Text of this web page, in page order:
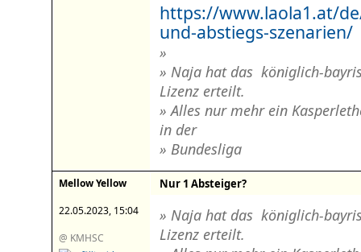
https://www.laola1.at/
und-abstiegs-szenarien/
»
» Naja hat das königlich-
Lizenz erteilt.
» Alles nur mehr ein
in der
» Bundesliga
Mellow Yellow
22.05.2023, 15:04
@ KMHSC
Nur 1 Absteiger?
» Naja hat das königlich-
Lizenz erteilt.